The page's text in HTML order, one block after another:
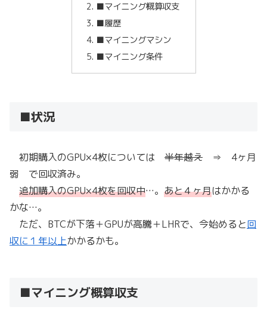
■マイニング概算収支
■履歴
■マイニングマシン
■マイニング条件
■状況
初期購入のGPU×4枚については 半年越え ⇒ 4ヶ月
弱 で回収済み。
追加購入のGPU×4枚を回収中…。 あと４ヶ月はかかる
かな…。
ただ、BTCが下落＋GPUが高騰＋LHRで、今始めると回
収に１年以上かかるかも。
■マイニング概算収支